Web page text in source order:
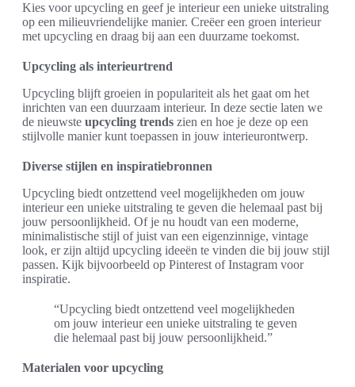
Kies voor upcycling en geef je interieur een unieke uitstraling
op een milieuvriendelijke manier. Creëer een groen interieur
met upcycling en draag bij aan een duurzame toekomst.
Upcycling als interieurtrend
Upcycling blijft groeien in populariteit als het gaat om het
inrichten van een duurzaam interieur. In deze sectie laten we
de nieuwste upcycling trends zien en hoe je deze op een
stijlvolle manier kunt toepassen in jouw interieurontwerp.
Diverse stijlen en inspiratiebronnen
Upcycling biedt ontzettend veel mogelijkheden om jouw
interieur een unieke uitstraling te geven die helemaal past bij
jouw persoonlijkheid. Of je nu houdt van een moderne,
minimalistische stijl of juist van een eigenzinnige, vintage
look, er zijn altijd upcycling ideeën te vinden die bij jouw stijl
passen. Kijk bijvoorbeeld op Pinterest of Instagram voor
inspiratie.
“Upcycling biedt ontzettend veel mogelijkheden
om jouw interieur een unieke uitstraling te geven
die helemaal past bij jouw persoonlijkheid.”
Materialen voor upcycling